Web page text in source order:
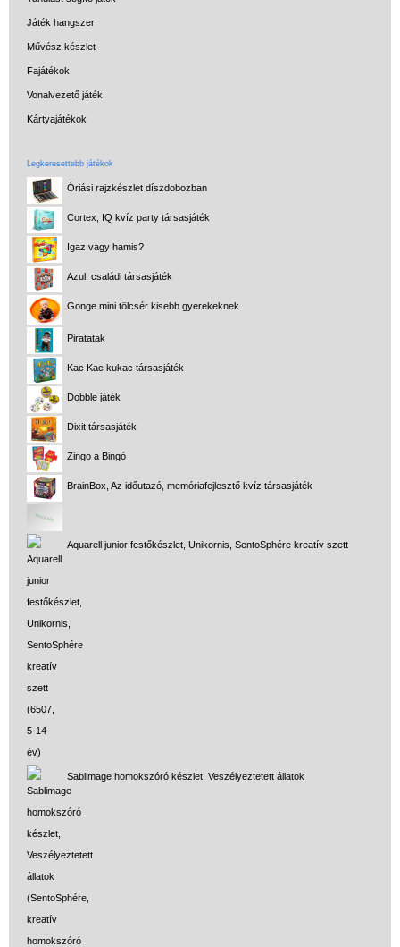
Játék hangszer
Művész készlet
Fajátékok
Vonalvezető játék
Kártyajátékok
Legkeresettebb játékok
Óriási rajzkészlet díszdobozban
Cortex, IQ kvíz party társasjáték
Igaz vagy hamis?
Azul, családi társasjáték
Gonge mini tölcsér kisebb gyerekeknek
Piratatak
Kac Kac kukac társasjáték
Dobble játék
Dixit társasjáték
Zingo a Bingó
BrainBox, Az időutazó, memóriafejlesztő kvíz társasjáték
Aquarell junior festőkészlet, Unikornis, SentoSphére kreatív szett
Sablimage homokszóró készlet, Veszélyeztetett állatok